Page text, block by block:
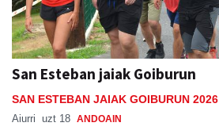
San Esteban jaiak Goiburun
SAN ESTEBAN JAIAK GOIBURUN 2026
Aiurri uzt 18 ANDOAIN